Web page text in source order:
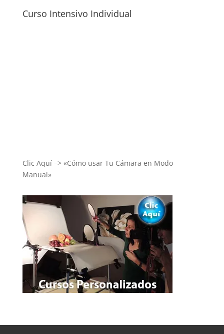
Curso Intensivo Individual
Clic Aquí –> «Cómo usar Tu Cámara en Modo
Manual»